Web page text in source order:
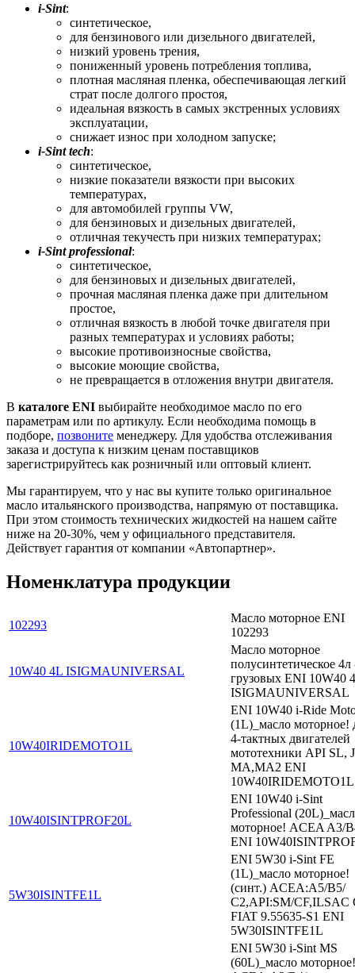
i-Sint:
синтетическое,
для бензинового или дизельного двигателей,
низкий уровень трения,
пониженный уровень потребления топлива,
плотная масляная пленка, обеспечивающая легкий
страт после долгого простоя,
идеальная вязкость в самых экстренных условиях
эксплуатации,
снижает износ при холодном запуске;
i-Sint tech:
синтетическое,
низкие показатели вязкости при высоких
температурах,
для автомобилей группы VW,
для бензиновых и дизельных двигателей,
отличная текучесть при низких температурах;
i-Sint professional:
синтетическое,
для бензиновых и дизельных двигателей,
прочная масляная пленка даже при длительном
простое,
отличная вязкость в любой точке двигателя при
разных температурах и условиях работы;
высокие противоизносные свойства,
высокие моющие свойства,
не превращается в отложения внутри двигателя.
В каталоге ENI выбирайте необходимое масло по его
параметрам или по артикулу. Если необходима помощь в
подборе, позвоните менеджеру. Для удобства отслеживания
заказа и доступа к низким ценам поставщиков
зарегистрируйтесь как розничный или оптовый клиент.
Мы гарантируем, что у нас вы купите только оригинальное
масло итальянского производства, напрямую от поставщика.
При этом стоимость технических жидкостей на нашем сайте
ниже на 20-30%, чем у официального представителя.
Действует гарантия от компании «Автопартнер».
Номенклатура продукции
102293
Масло моторное ENI
102293
10W40 4L ISIGMAUNIVERSAL
Масло моторное
полусинтетическое 4л
грузовых ENI 10W40
ISIGMAUNIVERSAL
10W40IRIDEMOTO1L
ENI 10W40 i-Ride
(1L)_масло моторное!
4-тактных двигателей
мототехники API SL,
MA,MA2 ENI
10W40IRIDEMOTO1L
10W40ISINTPROF20L
ENI 10W40 i-Sint
Professional
моторное! ACEA A3/
ENI
5W30ISINTFE1L
ENI 5W30 i-Sint FE
(1L)_масло моторное!
(синт.) ACEA:A5/B5/
С2,API:SM/CF,ILSAC
FIAT 9.55635-S1 ENI
5W30ISINTFE1L
ENI 5W30 i-Sint MS
(60L)_масло моторное!